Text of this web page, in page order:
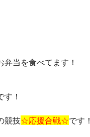
当を食べてます！
す！
競技☆応援合戦☆です！